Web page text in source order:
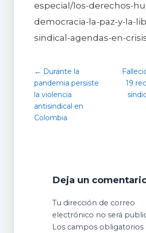
especial/los-derechos-
democracia-la-paz-y-la-
sindical-agendas-en-
← Durante la
pandemia persiste
la violencia
antisindical en
Colombia
19
Deja un
Tu dirección de correo
electrónico no será
Los campos obligatorios